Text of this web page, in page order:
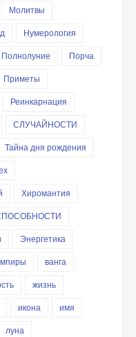
Молитвы
Нумерология
Полнолуние
Порча
Приметы
Реинкарнация
СЛУЧАЙНОСТИ
Тайна дня рождения
Хиромантия
Энергетика
ванга
жизнь
икона
имя
луна